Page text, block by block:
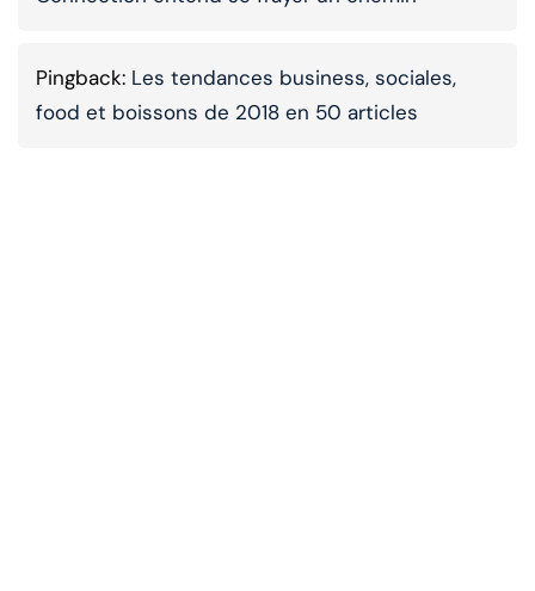
Pingback: Les tendances business, sociales,
food et boissons de 2018 en 50 articles